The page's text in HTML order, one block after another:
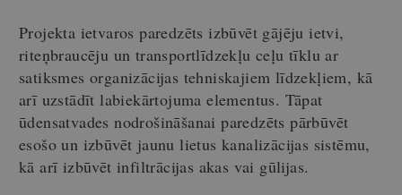
Projekta ietvaros paredzēts izbūvēt gājēju ietvi,
riteņbraucēju un transportlīdzekļu ceļu tīklu ar
satiksmes organizācijas tehniskajiem līdzekļiem, kā
arī uzstādīt labiekārtojuma elementus. Tāpat
ūdensatvades nodrošināšanai paredzēts pārbūvēt
esošo un izbūvēt jaunu lietus kanalizācijas sistēmu,
kā arī izbūvēt infiltrācijas akas vai gūlijas.